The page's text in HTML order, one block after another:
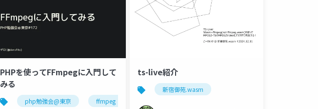
PHPを使ってFFmpegに入門して
みる
php勉強会@東京 ffmpeg
ts-live紹介
新宿御苑.wasm